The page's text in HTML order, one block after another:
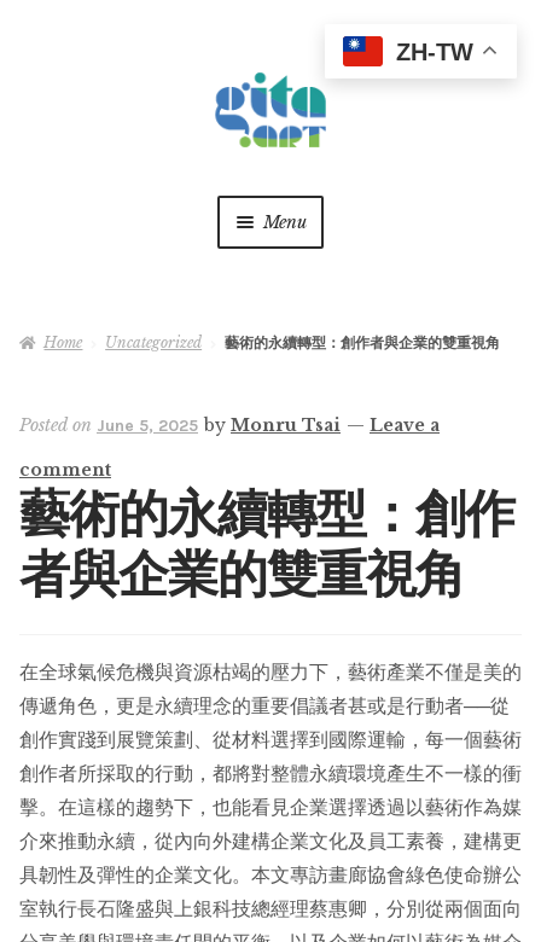
Menu
最新消息
作品精選
美學觀點
child
menu
SDGs Art
Home Uncategorized 藝術的永續轉型：創作者與企業的雙重視角
Posted on June 5, 2025 by Monru Tsai — Leave a
comment
藝術的永續轉型：創作
者與企業的雙重視角
在全球氣候危機與資源枯竭的壓力下，藝術產業不僅是美的
傳遞角色，更是永續理念的重要倡議者甚或是行動者──從
創作實踐到展覽策劃、從材料選擇到國際運輸，每一個藝術
創作者所採取的行動，都將對整體永續環境產生不一樣的衝
擊。在這樣的趨勢下，也能看見企業選擇透過以藝術作為媒
介來推動永續，從內向外建構企業文化及員工素養，建構更
具韌性及彈性的企業文化。本文專訪畫廊協會綠色使命辦公
室執行長石隆盛與上銀科技總經理蔡惠卿，分別從兩個面向
ZH-TW